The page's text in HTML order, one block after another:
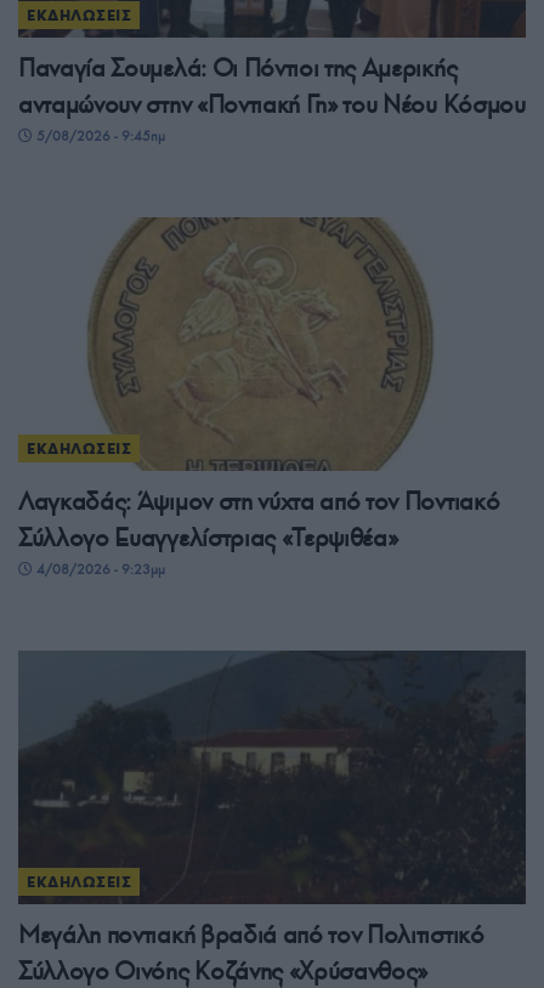
ΕΚΔΗΛΩΣΕΙΣ
Παναγία Σουμελά: Οι Πόντιοι της Αμερικής
ανταμώνουν στην «Ποντιακή Γη» του Νέου Κόσμου
5/08/2026 - 9:45πμ
ΕΚΔΗΛΩΣΕΙΣ
Λαγκαδάς: Άψιμον στη νύχτα από τον Ποντιακό
Σύλλογο Ευαγγελίστριας «Τερψιθέα»
4/08/2026 - 9:23μμ
ΕΚΔΗΛΩΣΕΙΣ
Μεγάλη ποντιακή βραδιά από τον Πολιτιστικό
Σύλλογο Οινόης Κοζάνης «Χρύσανθος»